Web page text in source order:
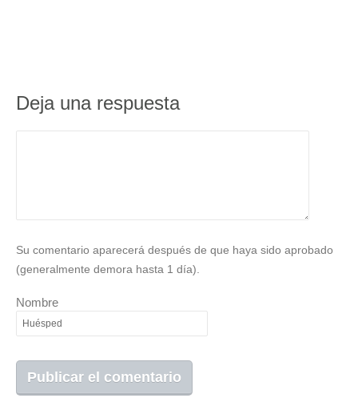
Deja una respuesta
Su comentario aparecerá después de que haya sido aprobado
(generalmente demora hasta 1 día).
Nombre